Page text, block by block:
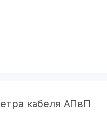
кабеля АПвП